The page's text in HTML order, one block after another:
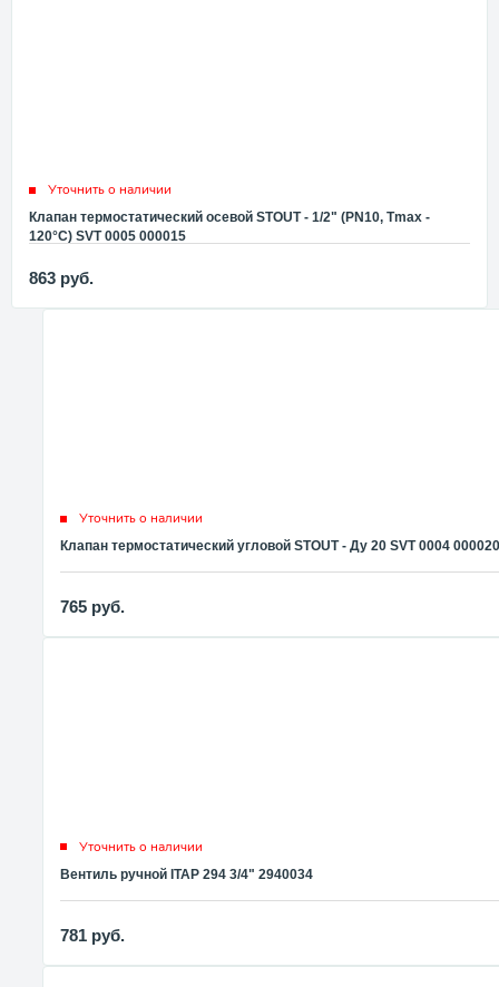
Уточнить о наличии
Клапан термостатический осевой STOUT - 1/2" (PN10, Tmax -
120°С) SVT 0005 000015
863 руб.
Уточнить о наличии
Клапан термостатический угловой STOUT - Ду 20 SVT 0004 000020
765 руб.
Уточнить о наличии
Вентиль ручной ITAP 294 3/4" 2940034
781 руб.